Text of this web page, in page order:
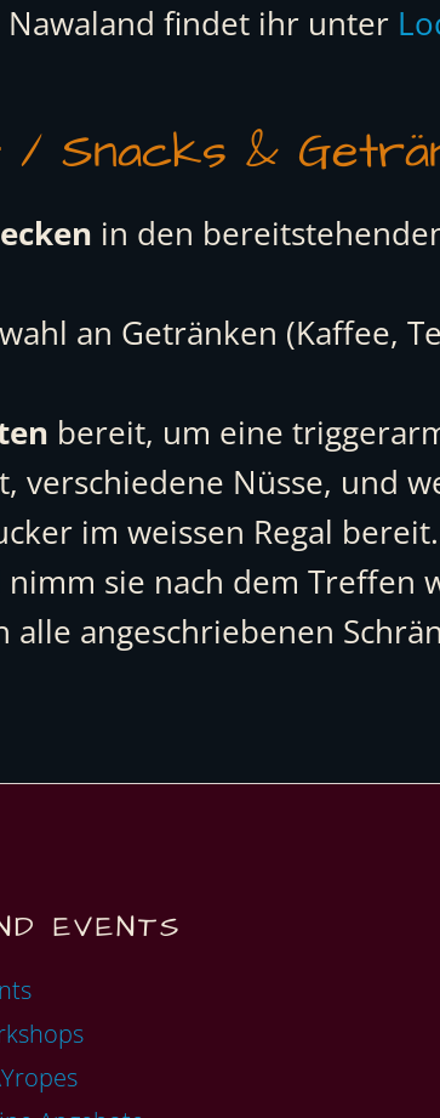
findet ihr unter
Snacks &
in den
an Getränken (Kaffee,
bereit, um eine
verschiedene Nüsse, und
im weissen Regal
sie nach dem Treffen
angeschriebenen
EVENTS